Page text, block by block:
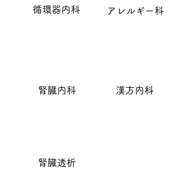
循環器内科 アレルギー科
腎臓内科 漢方内科
​腎臓透析